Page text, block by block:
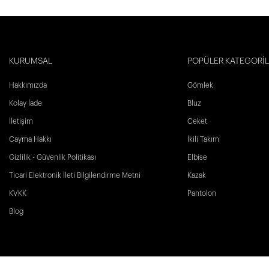
KURUMSAL
Hakkımızda
Kolay İade
İletişim
Cayma Hakkı
Gizlilik - Güvenlik Politikası
Ticari Elektronik İleti Bilgilendirme Metni
KVKK
Blog
POPÜLER
Gömlek
Bluz
Ceket
İkili Takım
Elbise
Kazak
Pantolon